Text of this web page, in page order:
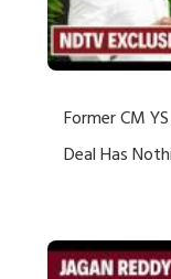
Former CM
Deal Has